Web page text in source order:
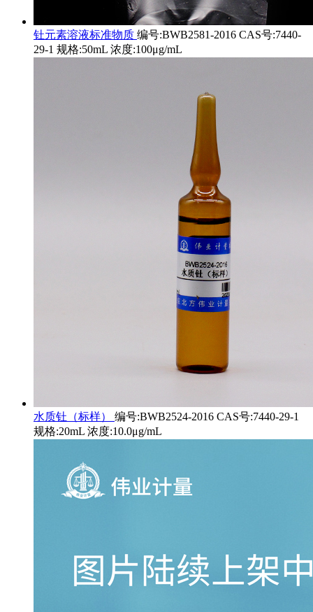
钍元素溶液标准物质 编号:BWB2581-2016 CAS号:7440-
29-1 规格:50mL 浓度:100μg/mL
水质钍（标样） 编号:BWB2524-2016 CAS号:7440-29-1
规格:20mL 浓度:10.0μg/mL